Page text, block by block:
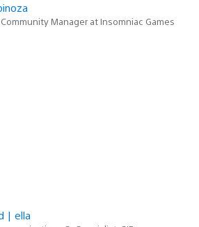
Manager at Insomniac Games
| ella